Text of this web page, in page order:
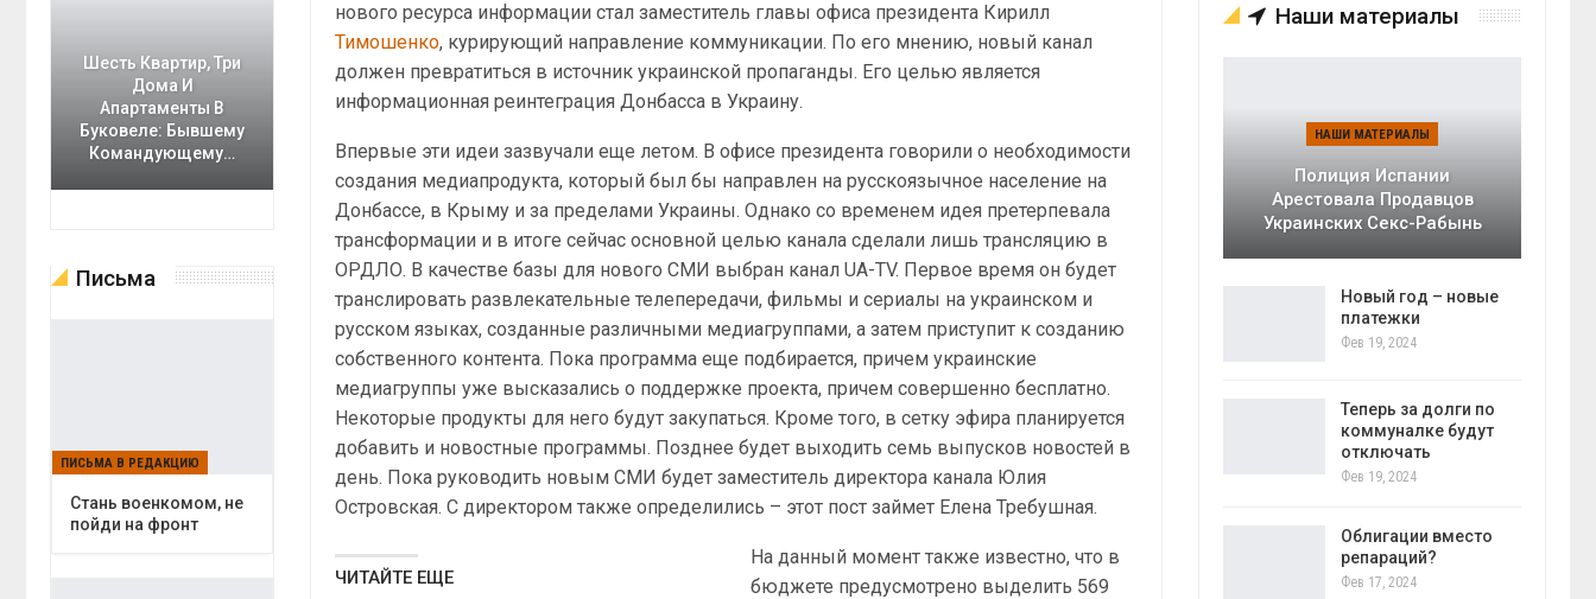
нового ресурса информации стал заместитель главы офиса президента Кирилл
Тимошенко, курирующий направление коммуникации. По его мнению, новый канал
должен превратиться в источник украинской пропаганды. Его целью является
информационная реинтеграция Донбасса в Украину.
Впервые эти идеи зазвучали еще летом. В офисе президента говорили о необходимости
создания медиапродукта, который был бы направлен на русскоязычное население на
Донбассе, в Крыму и за пределами Украины. Однако со временем идея претерпевала
трансформации и в итоге сейчас основной целью канала сделали лишь трансляцию в
ОРДЛО. В качестве базы для нового СМИ выбран канал UA-TV. Первое время он будет
транслировать развлекательные телепередачи, фильмы и сериалы на украинском и
русском языках, созданные различными медиагруппами, а затем приступит к созданию
собственного контента. Пока программа еще подбирается, причем украинские
медиагруппы уже высказалиcь о поддержке проекта, причем совершенно бесплатно.
Некоторые продукты для него будут закупаться. Кроме того, в сетку эфира планируется
добавить и новостные программы. Позднее будет выходить семь выпусков новостей в
день. Пока руководить новым СМИ будет заместитель директора канала Юлия
Островская. С директором также определились – этот пост займет Елена Требушная.
ЧИТАЙТЕ ЕЩЕ
На данный момент также известно, что в
бюджете предусмотрено выделить 569
Наши материалы
НАШИ МАТЕРИАЛЫ
Полиция Испании
Арестовала Продавцов
Украинских Секс-Рабынь
Новый год – новые
платежки
Фев 19, 2024
Теперь за долги по
коммуналке будут
отключать
Фев 19, 2024
Облигации вместо
репараций?
Фев 17, 2024
Шесть Квартир, Три
Дома И
Апартаменты В
Буковеле: Бывшему
Командующему…
Письма
ПИСЬМА В РЕДАКЦИЮ
Cтань военкомом, не
пойди на фронт